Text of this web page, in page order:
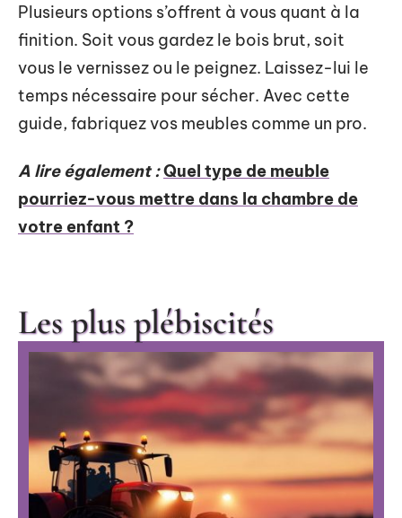
Plusieurs options s’offrent à vous quant à la
finition. Soit vous gardez le bois brut, soit
vous le vernissez ou le peignez. Laissez-lui le
temps nécessaire pour sécher. Avec cette
guide, fabriquez vos meubles comme un pro.
A lire également :Quel type de meuble
pourriez-vous mettre dans la chambre de
votre enfant ?
Les plus plébiscités